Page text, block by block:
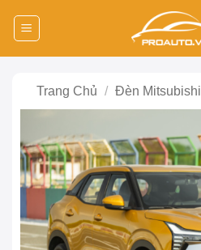
Trang Chủ / Đèn Mitsubishi